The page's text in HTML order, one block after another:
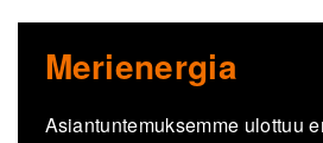
Merienergia
Asiantuntemuksemme ulottuu